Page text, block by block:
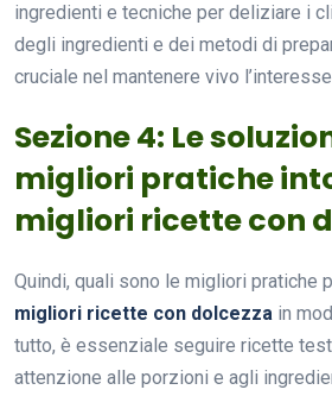
ingredienti e tecniche per deliziare i
degli ingredienti e dei metodi di
cruciale nel mantenere vivo
Sezione 4: Le
migliori pratiche
migliori ricette con
Quindi, quali sono le migliori pratiche
migliori ricette con dolcezza in
tutto, è essenziale seguire ricette
attenzione alle porzioni e agli